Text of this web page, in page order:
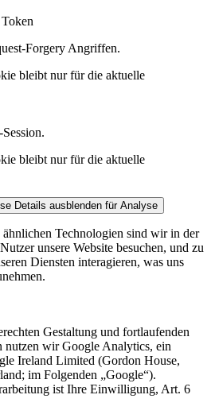
Forgery Angriffen.
bleibt nur für die aktuelle
bleibt nur für die aktuelle
Details ausblenden für Analyse
Technologien sind wir in der
unsere Website besuchen, und zu
Diensten interagieren, was uns
Gestaltung und fortlaufenden
nutzen wir Google Analytics, ein
Ireland Limited (Gordon House,
im Folgenden „Google“).
ist Ihre Einwilligung, Art. 6